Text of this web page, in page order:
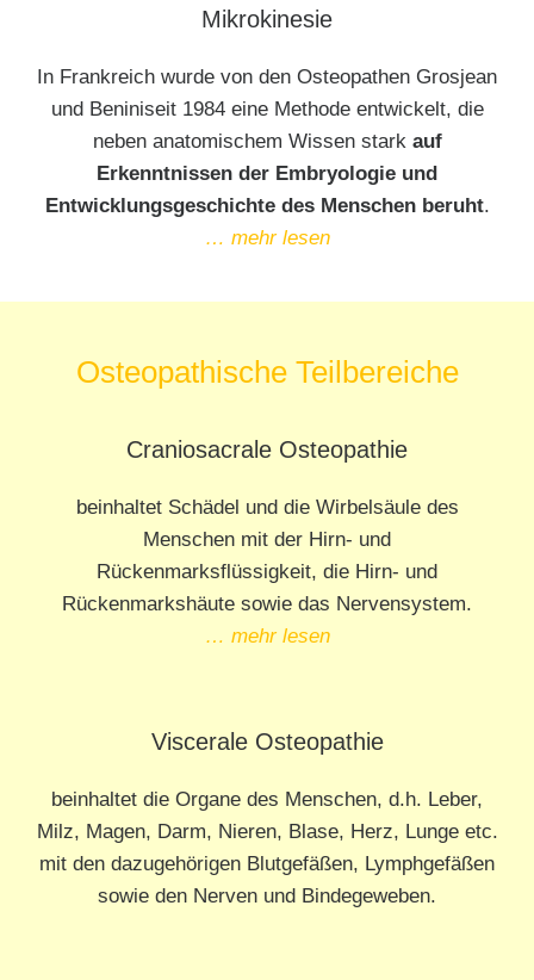
Mikrokinesie
In Frankreich wurde von den Osteopathen Grosjean
und Beniniseit 1984 eine Methode entwickelt, die
neben anatomischem Wissen stark auf
Erkenntnissen der Embryologie und
Entwicklungsgeschichte des Menschen beruht.
… mehr lesen
Osteopathische Teilbereiche
Craniosacrale Osteopathie
beinhaltet Schädel und die Wirbelsäule des
Menschen mit der Hirn- und
Rückenmarksflüssigkeit, die Hirn- und
Rückenmarkshäute sowie das Nervensystem.
… mehr lesen
Viscerale Osteopathie
beinhaltet die Organe des Menschen, d.h. Leber,
Milz, Magen, Darm, Nieren, Blase, Herz, Lunge etc.
mit den dazugehörigen Blutgefäßen, Lymphgefäßen
sowie den Nerven und Bindegeweben.